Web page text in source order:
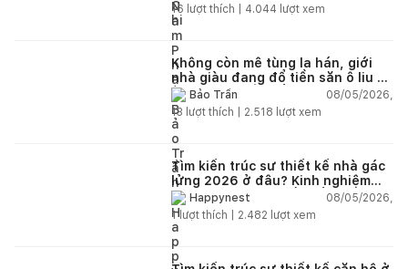
16 lượt thích | 4.044 lượt xem
Không còn mê tùng la hán, giới
nhà giàu đang đổ tiền săn ô liu cổ
thụ từ châu Âu về ban công
Bảo Trần
08/05/2026,
13 lượt thích | 2.518 lượt xem
Tìm kiến trúc sư thiết kế nhà gác
lửng 2026 ở đâu? Kinh nghiệm
chọn đúng tránh tốn tiền
Happynest
08/05/2026,
1lượt thích | 2.482 lượt xem